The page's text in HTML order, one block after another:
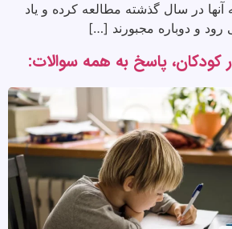
در سال گذشته مطالعه کرده و یاد
رود و دوباره مجبورند […]
کودکان، پاسخ به همه سوالات: